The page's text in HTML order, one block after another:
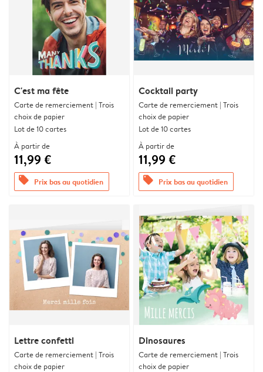
C'est ma fête
Carte de remerciement | Trois
choix de papier
Lot de 10 cartes
À partir de
11,99 €
offers Prix bas au quotidien
Cocktail party
Carte de remerciement | Trois
choix de papier
Lot de 10 cartes
À partir de
11,99 €
offers Prix bas au quotidien
Lettre confetti
Carte de remerciement | Trois
choix de papier
Dinosaures
Carte de remerciement | Trois
choix de papier